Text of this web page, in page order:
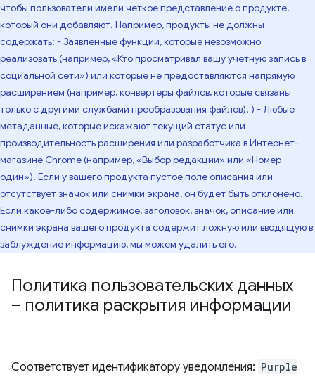
чтобы пользователи имели четкое представление о продукте,
который они добавляют. Например, продукты не должны
содержать: - Заявленные функции, которые невозможно
реализовать (например, «Кто просматривал вашу учетную запись в
социальной сети») или которые не предоставляются напрямую
расширением (например, конвертеры файлов, которые связаны
только с другими службами преобразования файлов). ) - Любые
метаданные, которые искажают текущий статус или
производительность расширения или разработчика в Интернет-
магазине Chrome (например, «Выбор редакции» или «Номер
один»). Если у вашего продукта пустое поле описания или
отсутствует значок или снимки экрана, он будет быть отклонено.
Если какое-либо содержимое, заголовок, значок, описание или
снимки экрана вашего продукта содержит ложную или вводящую в
заблуждение информацию, мы можем удалить его.
Политика пользовательских данных
– политика раскрытия информации
Соответствует идентификатору уведомления: Purple